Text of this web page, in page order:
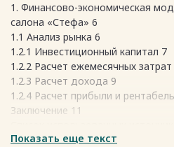
1. Финансово-экономическая
салона «Стефа» 6
1.1 Анализ рынка 6
1.2.1 Инвестиционный капитал 7
1.2.2 Расчет ежемесячных
1.2.3 Расчет дохода 9
1.2.4 Расчет прибыли и
Заключение 11
Приложение 1 13
Показать еще текст